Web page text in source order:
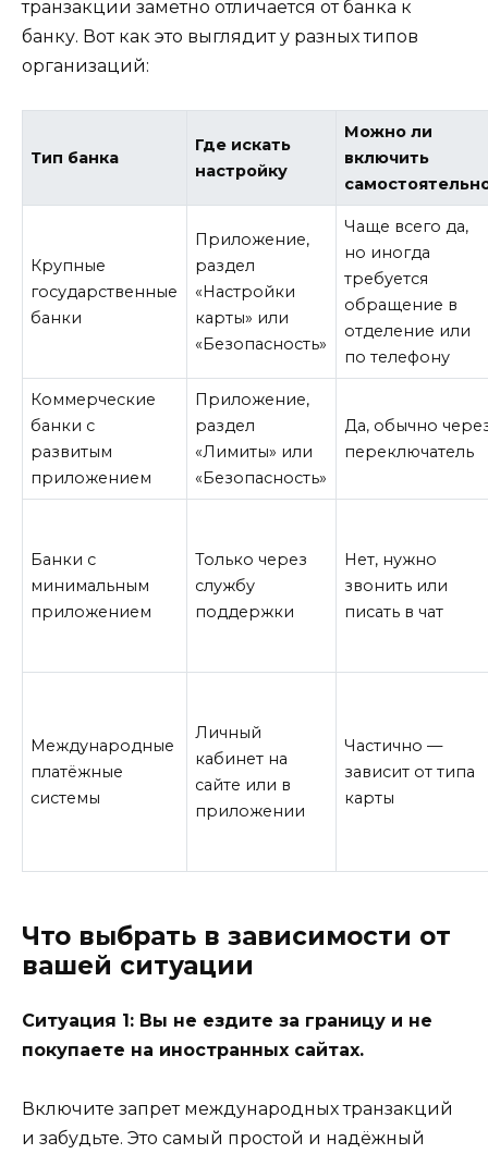
транзакции заметно отличается от банка к
банку. Вот как это выглядит у разных типов
организаций:
Тип банка
Где искать
настройку
Можно ли
включить
Крупные
государственные
банки
Приложение,
раздел
«Настройки
карты» или
«Безопасность»
Чаще всего да,
но иногда
требуется
обращение в
отделение или
по телефону
Коммерческие
банки с
развитым
приложением
Приложение,
раздел
«Лимиты» или
«Безопасность»
Да, обычно
переключатель
Банки с
минимальным
приложением
Только через
службу
поддержки
Нет, нужно
звонить или
писать в чат
Международные
платёжные
системы
Личный
кабинет на
сайте или в
приложении
Частично —
зависит от типа
карты
Что выбрать в зависимости от
вашей ситуации
Ситуация 1: Вы не ездите за границу и не
покупаете на иностранных сайтах.
Включите запрет международных транзакций
и забудьте. Это самый простой и надёжный